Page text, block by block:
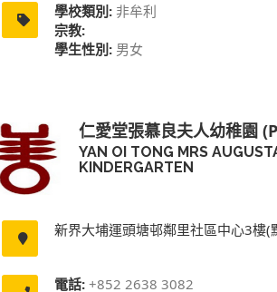
學校類別: 非牟利
宗教:
學生性別: 男女
仁愛堂張慕良夫人幼稚園
YAN OI TONG MRS
KINDERGARTEN
新界大埔運頭塘邨鄰里社區中心3樓(
電話: +852 2638 3082